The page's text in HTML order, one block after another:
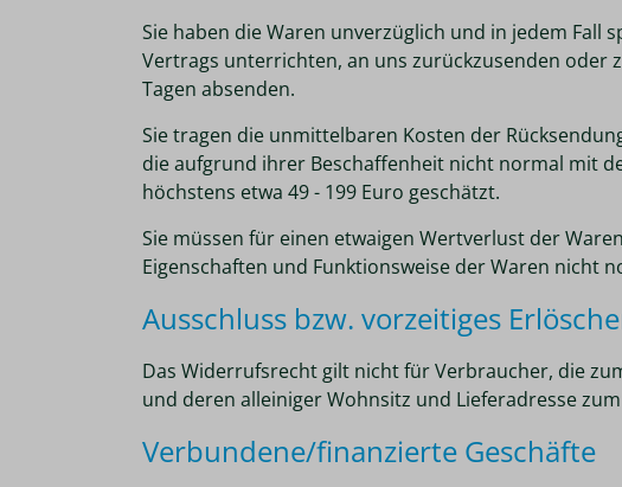
Sie haben die Waren unverzüglich und in jedem Fall
Vertrags unterrichten, an uns zurückzusenden oder
Tagen absenden.
Sie tragen die unmittelbaren Kosten der
die aufgrund ihrer Beschaffenheit nicht normal mit
höchstens etwa 49 - 199 Euro geschätzt.
Sie müssen für einen etwaigen Wertverlust der
Eigenschaften und Funktionsweise der Waren nicht
Ausschluss bzw. vorzeitiges
Das Widerrufsrecht gilt nicht für Verbraucher, die
und deren alleiniger Wohnsitz und Lieferadresse
Verbundene/finanzierte Geschäfte